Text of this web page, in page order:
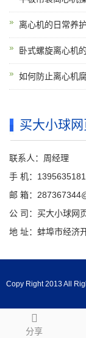
离心机的日常养
卧式螺旋离心机
如何防止离心机
买大小球
联系人：周经理
手 机：
邮 箱：
公 司：买大小球网
地 址：蚌埠市经济
分享
Copy Right 2013 All